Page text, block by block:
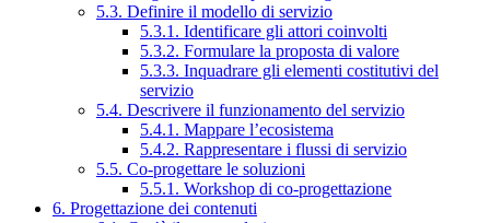
5.3. Definire il modello di servizio
5.3.1. Identificare gli attori coinvolti
5.3.2. Formulare la proposta di valore
5.3.3. Inquadrare gli elementi costitutivi del
servizio
5.4. Descrivere il funzionamento del servizio
5.4.1. Mappare l’ecosistema
5.4.2. Rappresentare i flussi di servizio
5.5. Co-progettare le soluzioni
5.5.1. Workshop di co-progettazione
6. Progettazione dei contenuti